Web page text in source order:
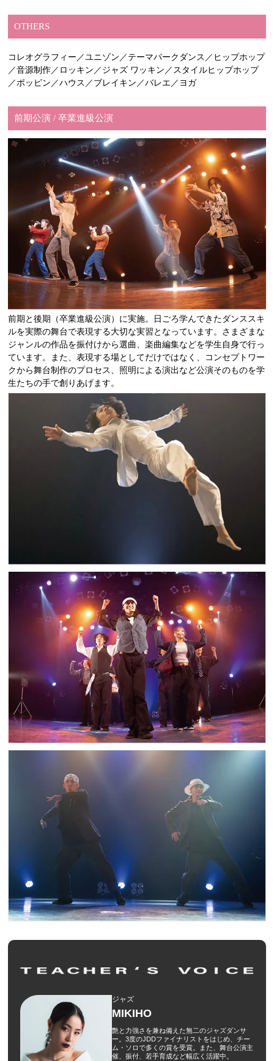
OTHERS
コレオグラフィー／ユニゾン／テーマパークダンス／ヒップホップ
／音源制作／ロッキン／ジャズ ワッキン／スタイルヒップホップ
／ポッピン／ハウス／ブレイキン／バレエ／ヨガ
前期公演 / 卒業進級公演
前期と後期（卒業進級公演）に実施。日ごろ学んできたダンススキ
ルを実際の舞台で表現する大切な実習となっています。さまざまな
ジャンルの作品を振付けから選曲、楽曲編集などを学生自身で行っ
ています。また、表現する場としてだけではなく、コンセプトワー
クから舞台制作のプロセス、照明による演出など公演そのものを学
生たちの手で創りあげます。
ジャズ
MIKIHO
艶と力強さを兼ね備えた無二のジャズダンサ
ー。3度のJDDファイナリストをはじめ、チー
ム・ソロで多くの賞を受賞。また、舞台公演主
催、振付、若手育成など幅広く活躍中。